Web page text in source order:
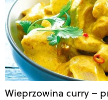
Wieprzowina curry –